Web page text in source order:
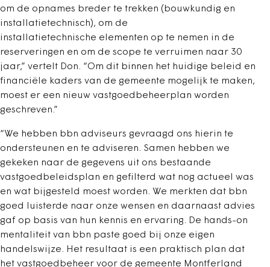
om de opnames breder te trekken (bouwkundig en
installatietechnisch), om de
installatietechnische elementen op te nemen in de
reserveringen en om de scope te verruimen naar 30
jaar,” vertelt Don. “Om dit binnen het huidige beleid en
financiële kaders van de gemeente mogelijk te maken,
moest er een nieuw vastgoedbeheerplan worden
geschreven.”
“We hebben bbn adviseurs gevraagd ons hierin te
ondersteunen en te adviseren. Samen hebben we
gekeken naar de gegevens uit ons bestaande
vastgoedbeleidsplan en gefilterd wat nog actueel was
en wat bijgesteld moest worden. We merkten dat bbn
goed luisterde naar onze wensen en daarnaast advies
gaf op basis van hun kennis en ervaring. De hands-on
mentaliteit van bbn paste goed bij onze eigen
handelswijze. Het resultaat is een praktisch plan dat
het vastgoedbeheer voor de gemeente Montferland